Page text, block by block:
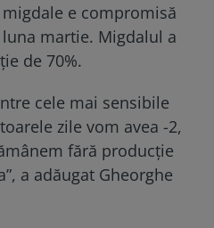
e compromisă
martie. Migdalul a
de 70%.
cele mai sensibile
zile vom avea -2,
fără producție
a adăugat Gheorghe